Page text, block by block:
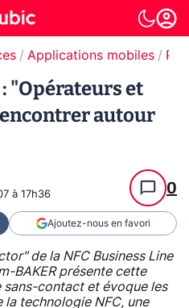
Applications mobiles
"Opérateurs et
autour
à 17h36 0
Ajoutez-nous en favori
de la NFC Business Line
BAKER présente cette
sans-contact et évoque les
technologie NFC, une